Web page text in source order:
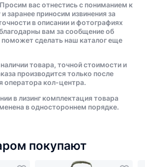
вас отнестись с пониманием к
заранее приносим извинения за
в описании и фотографиях
вам за сообщение об
сделать наш каталог еще
товара, точной стоимости и
производится только после
оператора кол-центра.
в лизинг комплектация товара
в одностороннем порядке.
покупают